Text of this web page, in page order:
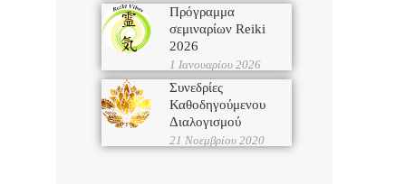
Πρόγραμμα
σεμιναρίων Reiki
2026
1 Ιανουαρίου 2026
Συνεδρίες
Καθοδηγούμενου
Διαλογισμού
21 Νοεμβρίου 2020